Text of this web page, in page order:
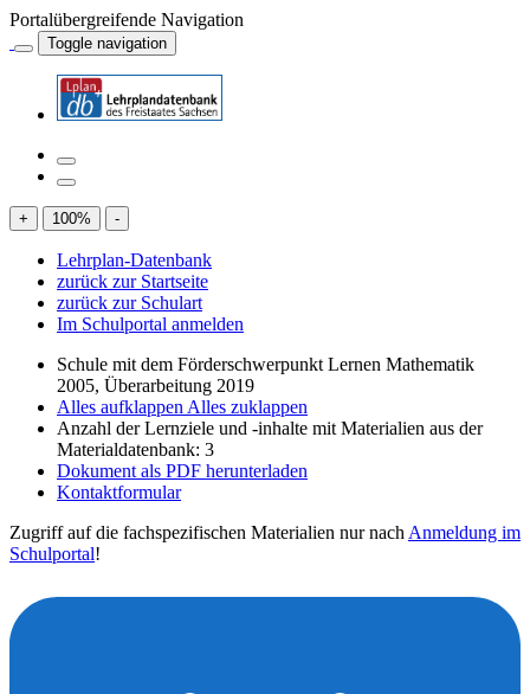
Portalübergreifende Navigation
Toggle navigation
+ 100% -
Lehrplan-Datenbank
zurück zur Startseite
zurück zur Schulart
Im Schulportal anmelden
Schule mit dem Förderschwerpunkt Lernen Mathematik
2005, Überarbeitung 2019
Alles aufklappen Alles zuklappen
Anzahl der Lernziele und -inhalte mit Materialien aus der
Materialdatenbank: 3
Dokument als PDF herunterladen
Kontaktformular
Zugriff auf die fachspezifischen Materialien nur nach Anmeldung im
Schulportal!